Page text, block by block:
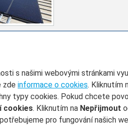
Datum do
s našimi webovými stránkami
zde informace o cookies. Kliknutím
typy cookies. Pokud chcete
cookies. Kliknutím na Nepřijmout
pro fungování našich